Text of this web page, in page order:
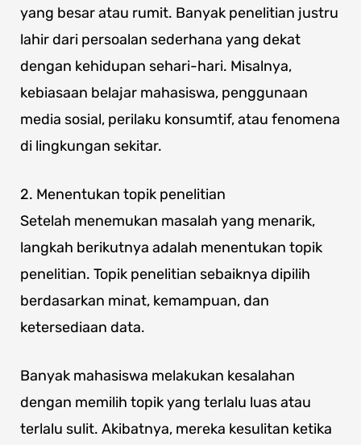
yang besar atau rumit. Banyak penelitian justru
lahir dari persoalan sederhana yang dekat
dengan kehidupan sehari-hari. Misalnya,
kebiasaan belajar mahasiswa, penggunaan
media sosial, perilaku konsumtif, atau fenomena
di lingkungan sekitar.
2. Menentukan topik penelitian
Setelah menemukan masalah yang menarik,
langkah berikutnya adalah menentukan topik
penelitian. Topik penelitian sebaiknya dipilih
berdasarkan minat, kemampuan, dan
ketersediaan data.
Banyak mahasiswa melakukan kesalahan
dengan memilih topik yang terlalu luas atau
terlalu sulit. Akibatnya, mereka kesulitan ketika